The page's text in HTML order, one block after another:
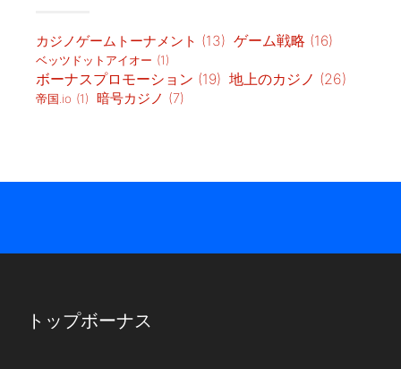
カジノゲームトーナメント (13) ゲーム戦略 (16)
ベッツドットアイオー (1)
ボーナスプロモーション (19) 地上のカジノ (26)
帝国.io (1) 暗号カジノ (7)
トップボーナス